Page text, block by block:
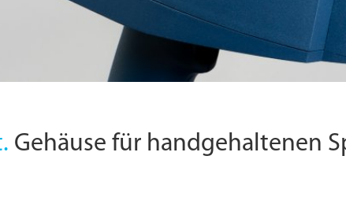
Gehäuse für handgehaltenen